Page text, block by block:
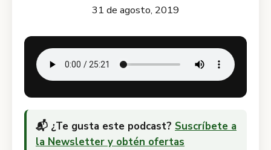
31 de agosto, 2019
📬 ¿Te gusta este podcast? Suscríbete a
la Newsletter y obtén ofertas